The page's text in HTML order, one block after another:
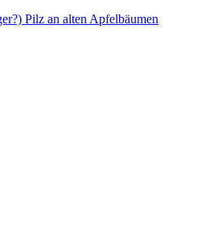
Pilz an alten Apfelbäumen